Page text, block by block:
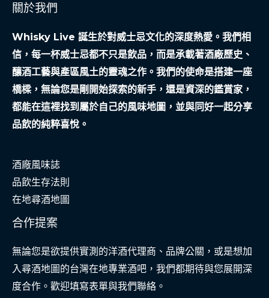
關於我們
Whisky Live 誕生於對威士忌文化的深度熱愛。我們相
信，每一杯威士忌都不只是飲品，而是承載著酒廠歷史、
釀酒工藝與產區風土的靈魂之作。我們的使命是搭建一座
橋樑，無論您是剛開始探索的新手，還是資深的鑑賞家，
都能在這裡找到屬於自己的風味地圖，並與同好一起分享
品飲的純粹喜悅。
酒廠風味誌
品飲生存法則
在地尋酒地圖
合作提案
無論您是欲提供實測的洋酒代理商、品牌公關，或是想加
入尋酒地圖的台灣在地專業酒吧，我們都期待與您展開深
度合作。歡迎填寫表單與我們聯絡。